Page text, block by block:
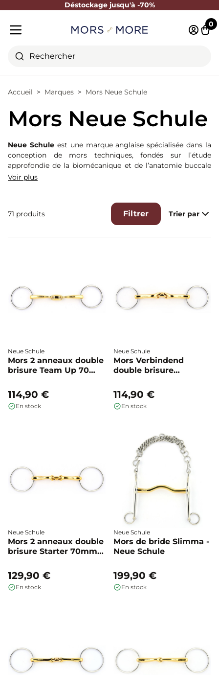
Déstockage jusqu'à -70%
Fermer
Rechercher
0
Accueil Marques Mors Neue Schule
Mors Neue Schule
Neue Schuleest une marque anglaise spécialisée dans la
conception de mors techniques, fondés sur l’étude
approfondie de la biomécanique et de l’anatomie buccale
du cheval. Chaque mors est fabriqué en
améliorer l’acceptation du mors. La marque se distingue
par des embouchures ergonomiques, pensées pour
optimiser la répartition des pressions et la précision des
aides.
Voir plus
71 produits Filtrer Trier par
Neue Schule
Mors 2 anneaux double
brisure Team Up 70
114,90 €
En stock
Neue Schule
Mors Verbindend
double brisure
Neue Schule
114,90 €
En stock
Neue Schule
Mors 2 anneaux double
brisure Starter 70mm -
129,90 €
En stock
Neue Schule
Mors de bride Slimma -
Neue Schule
199,90 €
En stock